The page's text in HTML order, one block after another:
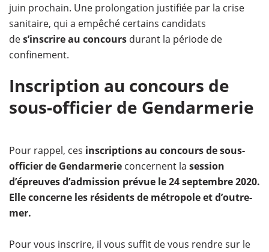
juin prochain. Une prolongation justifiée par la crise
sanitaire, qui a empêché certains candidats
des’inscrire au concours durant la période de
confinement.
Inscription au concours de
sous-officier de Gendarmerie
Pour rappel, ces inscriptions au concours de sous-
officier de Gendarmerie concernent la session
d’épreuves d’admission prévue le 24 septembre 2020.
Elle concerne les résidents de métropole et d’outre-
mer.
Pour vous inscrire, il vous suffit de vous rendre sur le